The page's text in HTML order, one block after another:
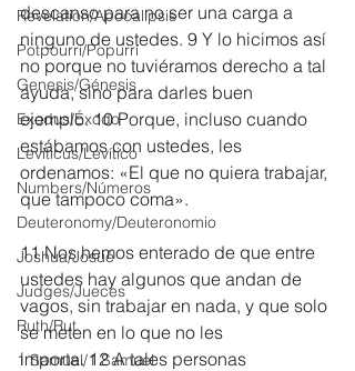
Revelation/Apocalipsis
Potpourri/Popurrí
Genesis/Génesis
Exodus/Éxodo
Leviticus/Levítico
Numbers/Números
Deuteronomy/Deuteronomio
Joshua/Josué
Judges/Jueces
Ruth/Rut
1 Samuel/1 Samuel
descanso para no ser una carga a
ninguno de ustedes. 9 Y lo hicimos así
no porque no tuviéramos derecho a tal
ayuda, sino para darles buen
ejemplo. 10 Porque, incluso cuando
estábamos con ustedes, les
ordenamos: «El que no quiera trabajar,
que tampoco coma».
11 Nos hemos enterado de que entre
ustedes hay algunos que andan de
vagos, sin trabajar en nada, y que solo
se meten en lo que no les
importa. 12 A tales personas